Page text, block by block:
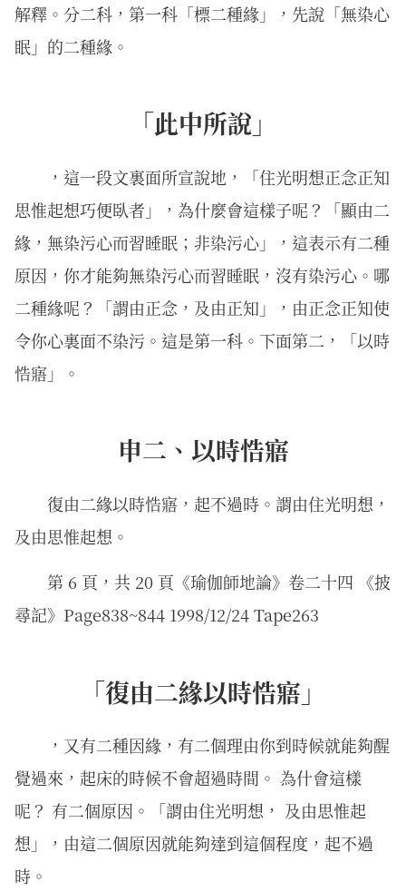
解釋。分二科，第一科「標二種緣」，先說「無染心
眠」的二種緣。
「此中所說」
，這一段文裏面所宣說地，「住光明想正念正知
思惟起想巧便臥者」，為什麼會這樣子呢？「顯由二
緣，無染污心而習睡眠；非染污心」，這表示有二種
原因，你才能夠無染污心而習睡眠，沒有染污心。哪
二種緣呢？「謂由正念，及由正知」，由正念正知使
令你心裏面不染污。這是第一科。下面第二，「以時
悎寤」。
申二、以時悎寤
復由二緣以時悎寤，起不過時。謂由住光明想，
及由思惟起想。
第 6 頁，共 20 頁《瑜伽師地論》卷二十四 《披
尋記》Page838~844 1998/12/24 Tape263
「復由二緣以時悎寤」
，又有二種因緣，有二個理由你到時候就能夠醒
覺過來，起床的時候不會超過時間。 為什會這樣
呢？ 有二個原因。「謂由住光明想， 及由思惟起
想」，由這二個原因就能夠達到這個程度，起不過
時。